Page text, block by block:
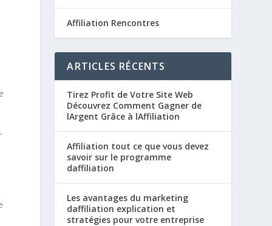
Affiliation Rencontres
ARTICLES RÉCENTS
Tirez Profit de Votre Site Web
Découvrez Comment Gagner de
lArgent Grâce à lAffiliation
Affiliation tout ce que vous devez
savoir sur le programme
daffiliation
Les avantages du marketing
daffiliation explication et
stratégies pour votre entreprise